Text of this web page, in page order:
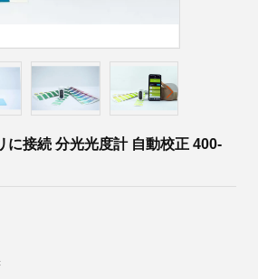
に接続 分光光度計 自動校正 400-